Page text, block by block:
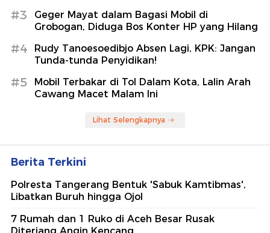
#3
Geger Mayat dalam Bagasi Mobil di
Grobogan, Diduga Bos Konter HP yang Hilang
#4
Rudy Tanoesoedibjo Absen Lagi, KPK: Jangan
Tunda-tunda Penyidikan!
#5
Mobil Terbakar di Tol Dalam Kota, Lalin Arah
Cawang Macet Malam Ini
Lihat Selengkapnya
Berita Terkini
Polresta Tangerang Bentuk 'Sabuk Kamtibmas',
Libatkan Buruh hingga Ojol
7 Rumah dan 1 Ruko di Aceh Besar Rusak